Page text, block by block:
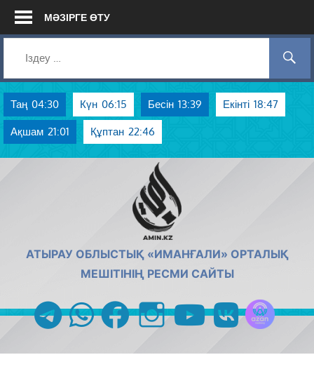
Skip
МӘЗІРГЕ ӨТУ
Таң 04:30 Күн 06:15 Бесін 13:39 Екінті 18:47
Ақшам 21:01 Құптан 22:46
АТЫРАУ ОБЛЫСТЫҚ «ИМАНҒАЛИ» ОРТАЛЫҚ
МЕШІТІНІҢ РЕСМИ САЙТЫ
telegramwhatsappfacebookinstagramyoutubevk